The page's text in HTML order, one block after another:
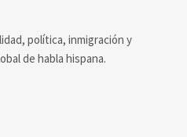
política, inmigración y
de habla hispana.